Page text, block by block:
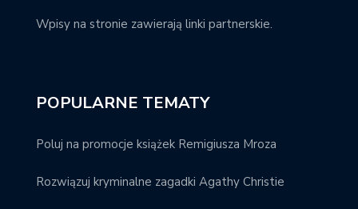
Wpisy na stronie zawierają linki partnerskie.
POPULARNE TEMATY
Poluj na promocje książek Remigiusza Mroza
Rozwiązuj kryminalne zagadki Agathy Christie